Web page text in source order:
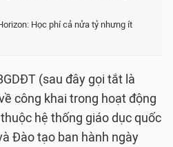
Học phí cả nửa tỷ nhưng ít
(sau đây gọi tắt là
công khai trong hoạt động
hệ thống giáo dục quốc
Đào tạo ban hành ngày